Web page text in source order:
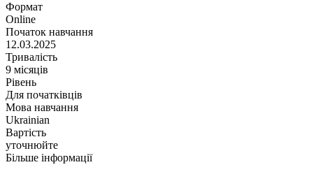
Формат
Online
Початок навчання
12.03.2025
Тривалість
9 місяців
Рівень
Для початківців
Мова навчання
Ukrainian
Вартість
уточнюйте
Більше інформації